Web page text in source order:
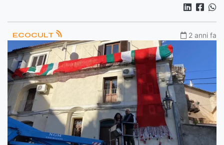
ECOCULT 2 anni fa